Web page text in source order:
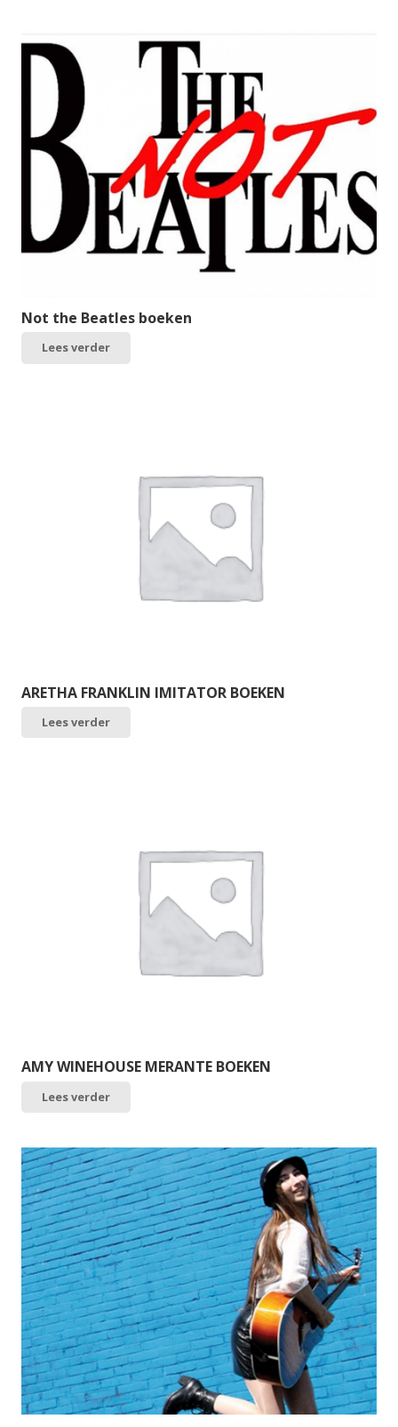
Not the Beatles boeken
Lees verder
ARETHA FRANKLIN IMITATOR BOEKEN
Lees verder
AMY WINEHOUSE MERANTE BOEKEN
Lees verder